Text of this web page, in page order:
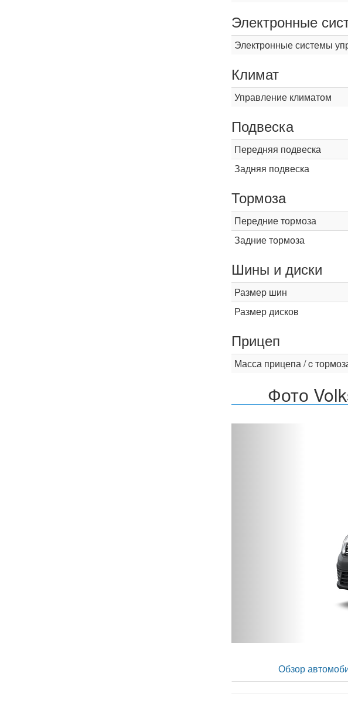
Электронные
Электронные системы
Климат
Управление климатом
Подвеска
Передняя подвеска
Задняя подвеска
Тормоза
Передние тормоза
Задние тормоза
Шины и диски
Размер шин
Размер дисков
Прицеп
Масса прицепа / c
Фото
Обзор